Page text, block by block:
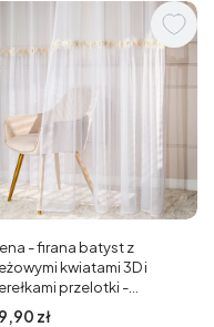
- firana batyst z
kwiatami 3D i
przelotki -
cm
zł